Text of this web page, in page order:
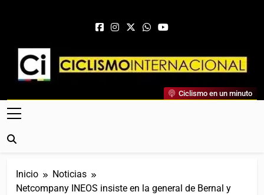
Ciclismo Internacional
Web Dedicada Al Ciclismo Mundial. Entrevistas, Análisis,
Crónicas, Previas Y Más. La Web Ciclista De Referencia.
Ciclismo en un minuto
Inicio
Noticias
Netcompany INEOS insiste en la general de Bernal y